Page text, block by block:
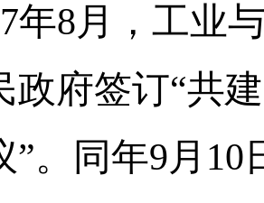
年8月，工业
政府签订“共
”。同年9月 10